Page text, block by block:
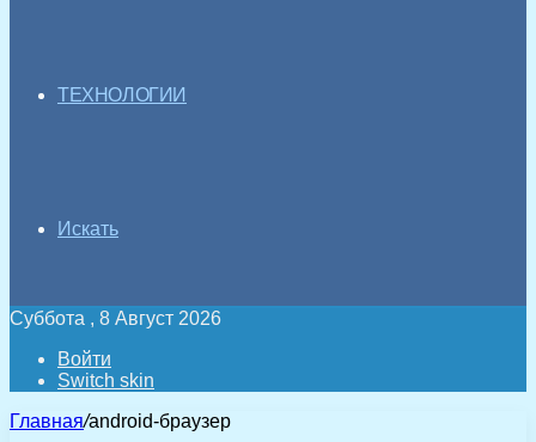
ТЕХНОЛОГИИ
Искать
Суббота , 8 Август 2026
Войти
Switch skin
Главная/android-браузер